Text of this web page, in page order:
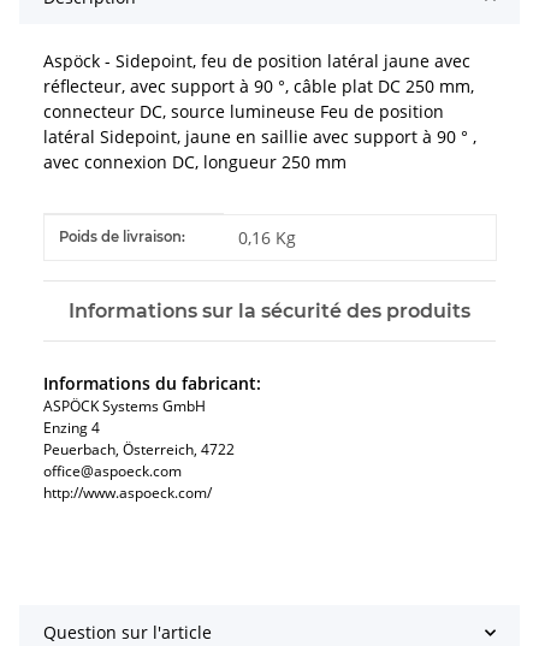
Aspöck - Sidepoint, feu de position latéral jaune avec
réflecteur, avec support à 90 °, câble plat DC 250 mm,
connecteur DC, source lumineuse Feu de position
latéral Sidepoint, jaune en saillie avec support à 90 ° ,
avec connexion DC, longueur 250 mm
#productDetails.itemInformation#
#productDetails.itemValue#
Poids de livraison: 0,16 Kg
Informations sur la sécurité des produits
Informations du fabricant:
ASPÖCK Systems GmbH
Enzing 4
Peuerbach, Österreich, 4722
office@aspoeck.com
http://www.aspoeck.com/
Question sur l'article